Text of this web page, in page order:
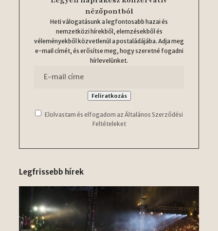
nézőpontból
Heti válogatásunk a legfontosabb hazai és
nemzetközi hírekből, elemzésekből és
véleményekből közvetlenül a postaládájába. Adja meg
e-mail címét, és erősítse meg, hogy szeretné fogadni
hírlevelünket.
Elolvastam és elfogadom az Általános Szerződési
Feltételeket
Legfrissebb hírek